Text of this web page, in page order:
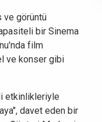
ve görüntü
bir Sinema
film
ve konser gibi
etkinlikleriyle
davet eden bir